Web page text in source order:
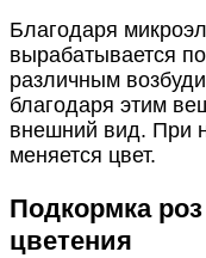
Благодаря
вырабатывается
различным
благодаря этим
внешний вид. При
меняется цвет.
Подкормка
цветения